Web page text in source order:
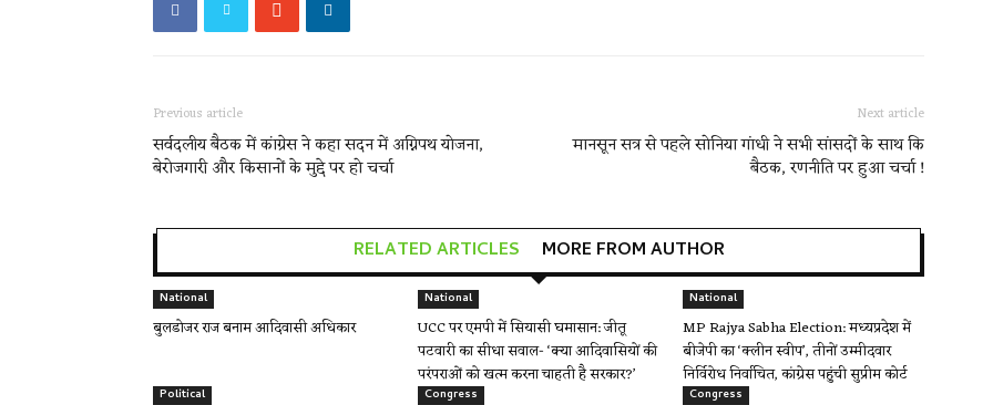
Previous article
सर्वदलीय बैठक में कांग्रेस ने कहा सदन में अग्निपथ योजना,
बेरोजगारी और किसानों के मुद्दे पर हो चर्चा
Next article
मानसून सत्र से पहले सोनिया गांधी ने सभी सांसदों के साथ कि
बैठक, रणनीति पर हुआ चर्चा !
RELATED ARTICLES MORE FROM AUTHOR
National
बुलडोजर राज बनाम आदिवासी अधिकार
National
UCC पर एमपी में सियासी घमासान: जीतू
पटवारी का सीधा सवाल- ‘क्या आदिवासियों की
परंपराओं को खत्म करना चाहती है सरकार?’
National
MP Rajya Sabha Election: मध्यप्रदेश में
बीजेपी का ‘क्लीन स्वीप’, तीनों उम्मीदवार
निर्विरोध निर्वाचित, कांग्रेस पहुंची सुप्रीम कोर्ट
Political Congress Congress